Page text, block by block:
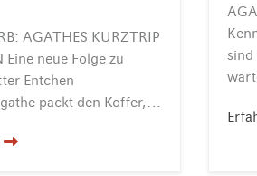
AGATHES KURZTRIP
Eine neue Folge zu
Entchen
Fotowettbewerb Agathe packt den Koffer, um Schwerin mit Paul unsicher zu machen. Amanda ist leider noch nicht fit genug und bleibt daher noch etwas in Potsdam. So schmiedet…
sind